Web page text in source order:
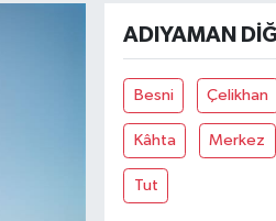
ADIYAMAN
Besni Çelikhan
Kâhta Merkez
Tut